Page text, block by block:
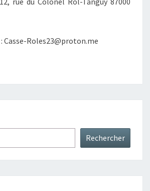
Casse-Roles23@proton.me
Rechercher